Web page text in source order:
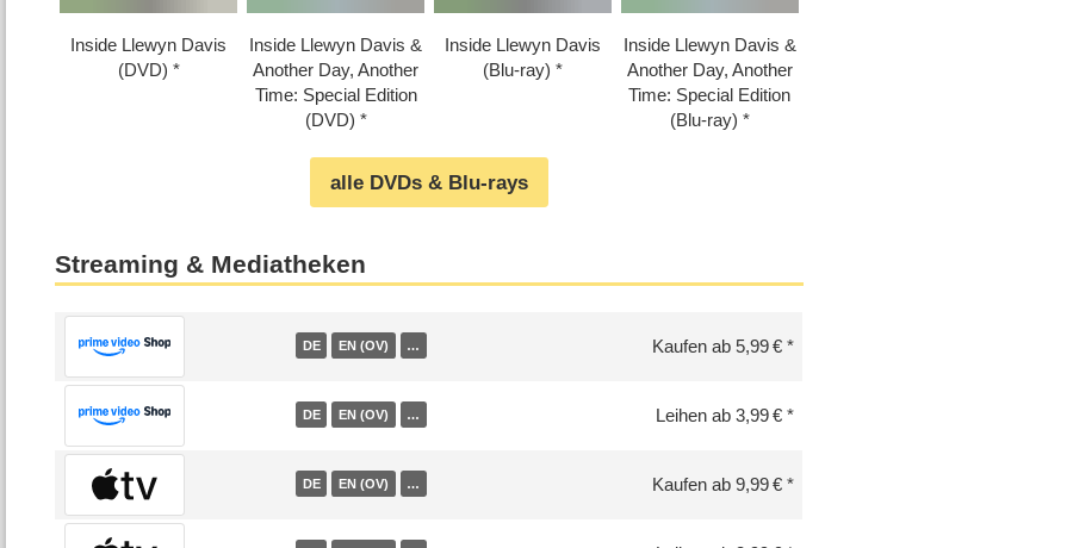
Inside Llewyn Davis
(DVD)
Inside Llewyn Davis &
Another Day, Another
Time: Special Edition
(DVD)
Inside Llewyn Davis
(Blu-ray)
Inside Llewyn Davis &
Another Day, Another
Time: Special Edition
(Blu-ray)
alle DVDs & Blu-rays
Streaming & Mediatheken
DE EN (OV) … Kaufen ab 5,99 €
DE EN (OV) … Leihen ab 3,99 €
DE EN (OV) … Kaufen ab 9,99 €